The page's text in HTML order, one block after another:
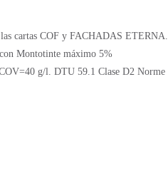
cartas COF y FACHADAS ETERNA.
Montotinte máximo 5%
g/l. DTU 59.1 Clase D2 Norme